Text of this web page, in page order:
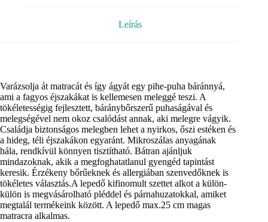
Leírás
Varázsolja át matracát és így ágyát egy pihe-puha báránnyá,
ami a fagyos éjszakákat is kellemesen meleggé teszi. A
tökéletességig fejlesztett, báránybőrszerű puhaságával és
melegségével nem okoz csalódást annak, aki melegre vágyik.
Családja biztonságos melegben lehet a nyirkos, őszi estéken és
a hideg, téli éjszakákon egyaránt. Mikroszálas anyagának
hála, rendkívül könnyen tisztítható. Bátran ajánljuk
mindazoknak, akik a megfoghatatlanul gyengéd tapintást
keresik. Érzékeny bőrűeknek és allergiában szenvedőknek is
tökéletes választás.A lepedő kifinomult szettet alkot a külön-
külön is megvásárolható pléddel és párnahuzatokkal, amiket
megtalál termékeink között. A lepedő max.25 cm magas
matracra alkalmas.